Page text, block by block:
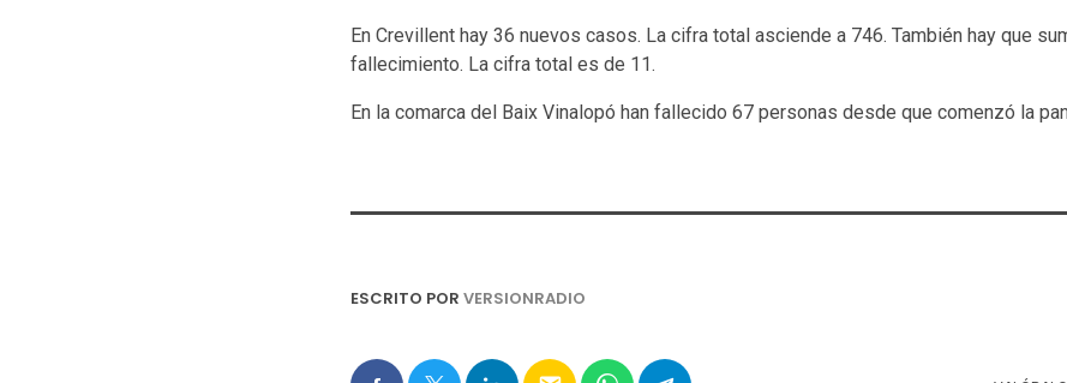
En Crevillent hay 36 nuevos casos. La cifra total asciende a 746. También hay que
fallecimiento. La cifra total es de 11.
En la comarca del Baix Vinalopó han fallecido 67 personas desde que comenzó la
ESCRITO POR VERSIONRADIO